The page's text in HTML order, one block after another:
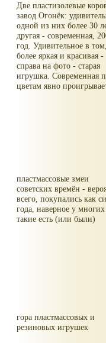
Две пластизолевые
завод Огонёк:
одной из них более 30
другая - современная,
год. Удивительное в
более яркая и красивая -
справа на фото - старая
игрушка. Современная
цветам явно
пластмассовые змеи
советских времён -
всего, покупались как
года, наверное у многих
такие есть (или были)
гора пластмассовых и
резиновых игрушек